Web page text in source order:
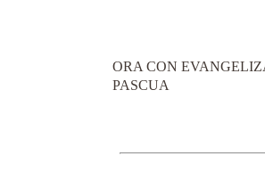
ORA CON
PASCUA